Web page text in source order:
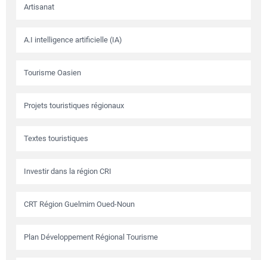
Artisanat
A.I intelligence artificielle (IA)
Tourisme Oasien
Projets touristiques régionaux
Textes touristiques
Investir dans la région CRI
CRT Région Guelmim Oued-Noun
Plan Développement Régional Tourisme